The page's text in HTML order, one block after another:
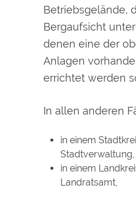
Betriebsgelände,
Bergaufsicht
denen eine der
Anlagen
errichtet werden
In allen anderen
in einem
Stadtverwaltung,
in einem
Landratsamt,